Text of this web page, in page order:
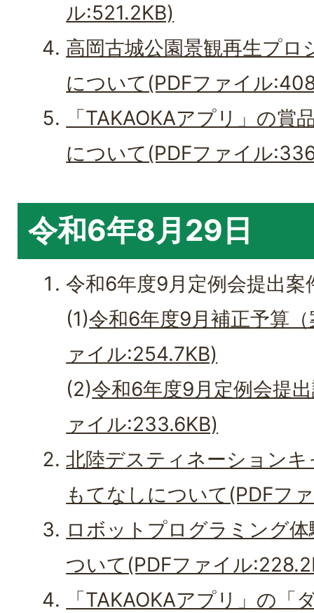
ル:521.2KB)
高岡古城公園景観再生プ
について(PDFファイル
「TAKAOKAアプリ」の賞
について(PDFファイル
令和6年8月29日
令和6年度9月定例会提出案
(1)令和6年度9月補正予算
ァイル:254.7KB)
(2)令和6年度9月定例会提
ァイル:233.6KB)
北陸デスティネーション
もてなしについて(PDFフ
ロボットプログラミング
ついて(PDFファイル
「TAKAOKAアプリ」の